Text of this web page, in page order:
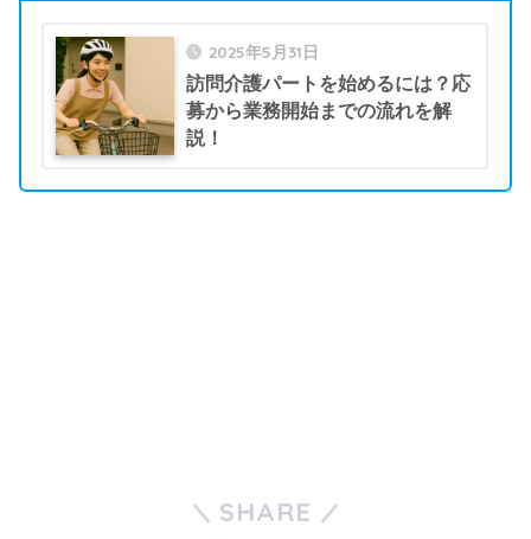
2025年5月31日
訪問介護パートを始めるには？応
募から業務開始までの流れを解
説！
SHARE